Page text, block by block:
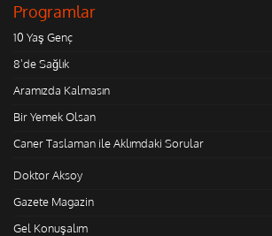
Programlar
10 Yaş Genç
8'de Sağlık
Aramızda Kalmasın
Bir Yemek Olsan
Caner Taslaman ile Aklımdaki Sorular
Doktor Aksoy
Gazete Magazin
Gel Konuşalım